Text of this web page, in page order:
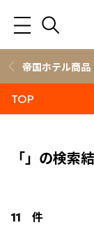
帝国ホテル商品
TOP
「」の検索
11 件